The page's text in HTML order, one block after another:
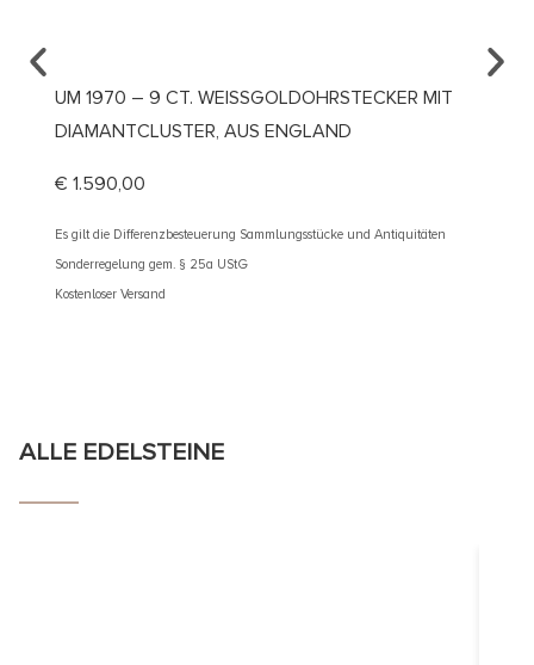
UM 1970 – 9 CT. WEISSGOLDOHRSTECKER MIT D
IAMANTCLUSTER, AUS ENGLAND
€ 1.590,00
Es gilt die Differenzbesteuerung Sammlungsstücke und Antiquitäten
Sonderregelung gem. § 25a UStG
Kostenloser Versand
ALLE EDELSTEINE